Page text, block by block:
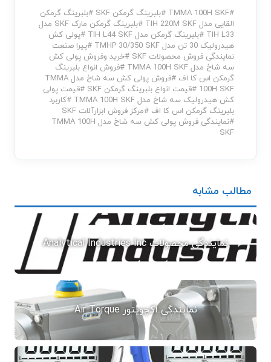
#
TMMA 100H SKF
#بلبرینگ گرمکن SKF #بلبرینگ گرمکن
القایی مدل TIH 220M SKF
#
بلبرینگ گرمکن مارک SKF مدل
TIH L33
#بلبرینگ گرمکن مدل TIH L44 SKF #پولی کش
هیدرولیک 30 تن مدل TMHP 30/350 SKF
#پیرا صنعت
نمایندگی فروش محصولات SKF
#خرید وفروش پولی کش
سه شاخ مدل TMMA 100H SKF
#فروش انواع بلبرینگ
گرمکن اس کا اف #
فروش پولی کش سه شاخ مدل TMMA
100H SKF
#قیمت انواع بلبرینگ گرمکن SKF #قیمت پولی
کش هیدرولیک سه شاخ مدل TMMA 100H SKF
#کاربرد
بلبرینگ گرمکن اس کا اف #مرکز فروش ابزارآلات SKF
#
نمایندگی فروش پولی کش سه شاخ مدل TMMA 100H
SKF
مطالب مشابه
نمایندگی محصولات Analytical Industries Inc
نمایندگی اکچویتور Air Torque